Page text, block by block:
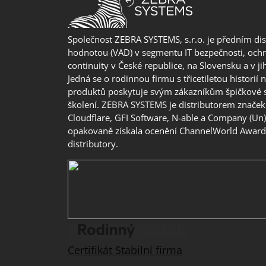
Společnost ZEBRA SYSTEMS, s.r.o. je předním
hodnotou (VAD) v segmentu IT bezpečnosti,
continuity v České republice, na Slovensku a v
Jedná se o rodinnou firmu s třicetiletou historií
produktů poskytuje svým zákazníkům špičkové
školení. ZEBRA SYSTEMS je distributorem
Cloudflare, GFI Software, N-able a Company
opakovaně získala ocenění ChannelWorld
distributory.
Certifikát Stabilní firma